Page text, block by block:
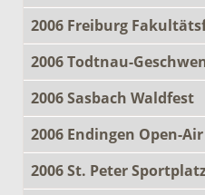
2006 Freiburg
2006 Todtnau-
2006 Sasbach Waldfest
2006 Endingen Open-Air
2006 St. Peter